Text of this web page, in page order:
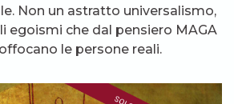
Non un astratto universalismo,
egoismi che dal pensiero MAGA
le persone reali.